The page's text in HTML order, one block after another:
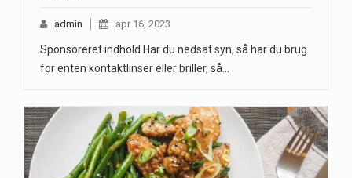
admin apr 16, 2023
Sponsoreret indhold Har du nedsat syn, så har du brug
for enten kontaktlinser eller briller, så…